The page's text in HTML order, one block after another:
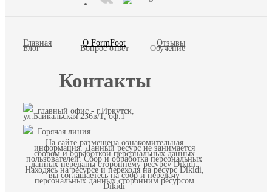
Главная О FormFoot Отзывы
Блог Вопрос ответ Обучение
Контакты
главный офис - г.Иркутск,
ул.Байкальская 236в/1, оф.1
Горячая линия
На сайте размещена ознакомительная
информация. Данный ресурс не занимается
сбором и обработкой персональных данных
пользователей. Сбор и обработка персональных
данных переданы стороннему ресурсу Dikidi.
Находясь на ресурсе и переходя на ресурс Dikidi,
вы соглашаетесь на сбор и передачу
персональных данных сторонним ресурсом
Dikidi